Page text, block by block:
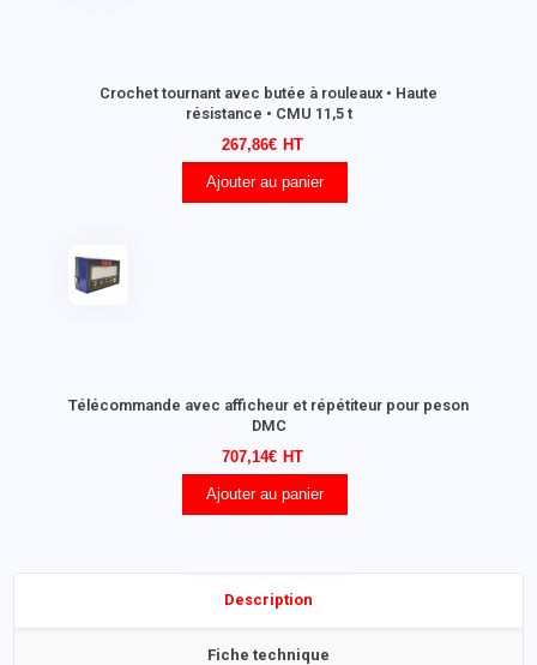
Crochet tournant avec butée à rouleaux • Haute
résistance • CMU 11,5 t
267,86€
Ajouter au panier
Télécommande avec afficheur et répétiteur pour peson
DMC
707,14€
Ajouter au panier
Description
Fiche technique